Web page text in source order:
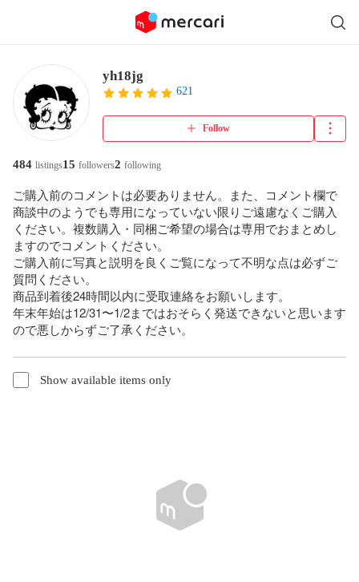
yh18jg
621
Follow
484 listings15 followers2 following
ご購入前のコメントは必要ありません。また、コメント欄で
商談中のようでも専用になっていない限りご遠慮なくご購入
ください。複数購入・同梱ご希望の場合は専用でおまとめし
ますのでコメントください。
ご購入前に写真と説明を良くご覧になって不明な点は必ずご
質問ください。
商品到着後24時間以内に受取連絡をお願いします。
年末年始は12/31〜1/2まではおそらく発送できないと思います
ので悪しからずご了承ください。
Show available items only